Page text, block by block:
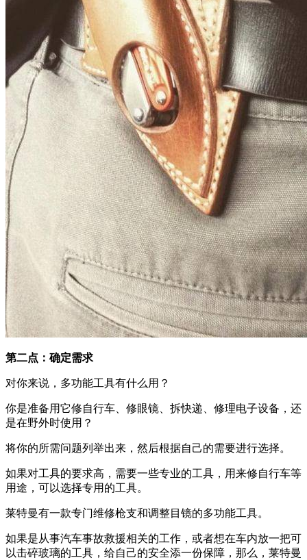
第二点：确定需求
对你来说，多功能工具有什么用？
你是准备用它修自行车、修眼镜、拆快递、修理电子设备，还
是在野外时使用？
将你的所需问题列举出来，然后根据自己的需要进行选择。
如果对工具的要求高，需要一些专业的工具，用来修自行车等
用途，可以选择专用的工具。
莱特曼有一款专门维修枪支和调整目镜的多功能工具。
如果是从事汽车事故救援相关的工作，或者想在车内放一把可
以击碎玻璃的工具，给自己的安全添一份保障，那么，莱特曼